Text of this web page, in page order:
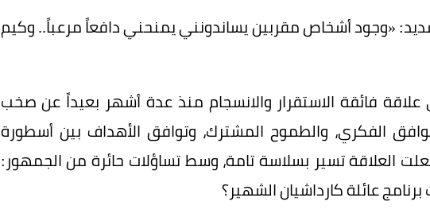
«وجود أشخاص مقربين يساندونني يمنحني دافعاً مرعباً.. وكيم
علاقة فائقة الاستقرار والانسجام منذ عدة أشهر بعيداً عن صخب
الفكري، والطموح المشترك، وتوافق الأهداف بين أسطورة
العلاقة تسير بسلاسة تامة، وسط تساؤلات حائرة من الجمهور:
عائلة كارداشيان الشهير؟